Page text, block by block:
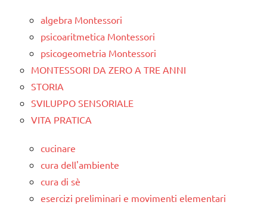
algebra Montessori
psicoaritmetica Montessori
psicogeometria Montessori
MONTESSORI DA ZERO A TRE ANNI
STORIA
SVILUPPO SENSORIALE
VITA PRATICA
cucinare
cura dell'ambiente
cura di sè
esercizi preliminari e movimenti elementari